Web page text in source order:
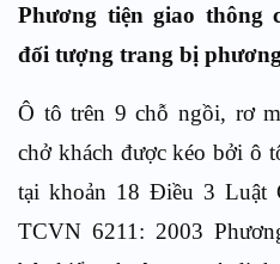
Phương tiện giao thông
đối tượng trang bị
Ô tô trên 9 chỗ ngồi, rơ
chở khách được kéo bởi ô
tại khoản 18 Điều 3 Luật
TCVN 6211: 2003